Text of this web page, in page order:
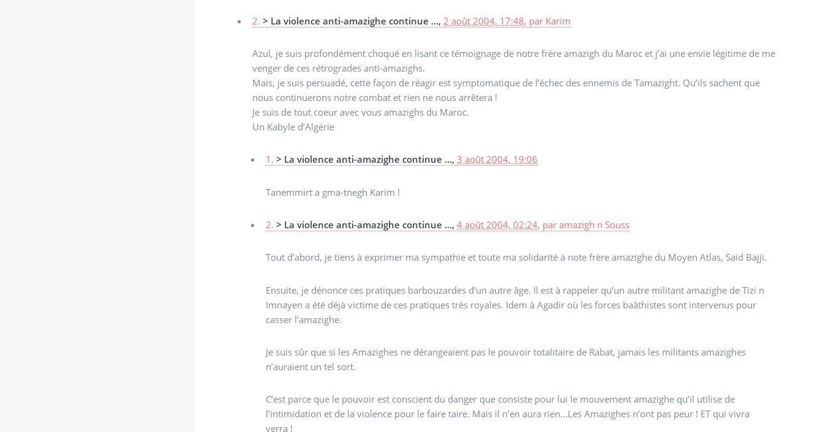
2. > La violence anti-amazighe continue ..., 2 août 2004, 17:48, par Karim
Azul, je suis profondément choqué en lisant ce témoignage de notre frère amazigh du Maroc et j’ai une envie légitime de me
venger de ces rétrogrades anti-amazighs.
Mais, je suis persuadé, cette façon de réagir est symptomatique de l’échec des ennemis de Tamazight. Qu’ils sachent que
nous continuerons notre combat et rien ne nous arrêtera !
Je suis de tout coeur avec vous amazighs du Maroc.
Un Kabyle d’Algérie
1. > La violence anti-amazighe continue ...,3 août 2004, 19:06
Tanemmirt a gma-tnegh Karim !
2. > La violence anti-amazighe continue ...,4 août 2004, 02:24, paramazigh n Souss
Tout d’abord, je tiens à exprimer ma sympathie et toute ma solidarité à note frère amazighe du Moyen Atlas, Said Bajji.
Ensuite, je dénonce ces pratiques barbouzardes d’un autre âge. Il est à rappeler qu’un autre militant amazighe de Tizi n
Imnayen a été déjà victime de ces pratiques très royales. Idem à Agadir où les forces baâthistes sont intervenus pour
casser l’amazighe.
Je suis sûr que si les Amazighes ne dérangeaient pas le pouvoir totalitaire de Rabat, jamais les militants amazighes
n’auraient un tel sort.
C’est parce que le pouvoir est conscient du danger que consiste pour lui le mouvement amazighe qu’il utilise de
l’intimidation et de la violence pour le faire taire. Mais il n’en aura rien...Les Amazighes n’ont pas peur ! ET qui vivra
verra !